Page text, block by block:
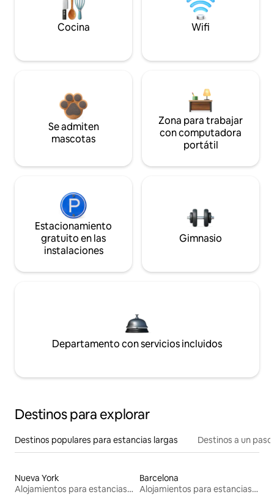
Cocina Wifi
Se admiten
mascotas
Zona para trabajar
con computadora
portátil
Estacionamiento
gratuito en las
instalaciones
Gimnasio
Departamento con servicios incluidos
Destinos para explorar
Destinos populares para estancias largas Destinos a un
Nueva York
Alojamientos para estancias largas
Barcelona
Alojamientos para estancias largas